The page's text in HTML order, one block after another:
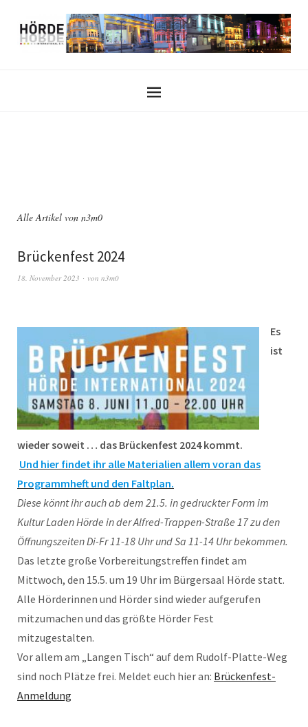
Alle Artikel von n3m0
Brückenfest 2024
18. November 2023 von n3m0
Es
ist
wieder soweit … das Brückenfest 2024 kommt.
Und hier findet ihr alle Materialien allem voran das
Programmheft und den Faltplan.
Diese könnt ihr auch ab dem 21.5. in gedruckter Form im
Kultur Laden Hörde in der Alfred-Trappen-Straße 17 zu den
Öffnungszeiten Di-Fr 11-18 Uhr und Sa 11-14 Uhr bekommen.
Das letzte große Vorbereitungstreffen findet am
Mittwoch, den 15.5. um 19 Uhr im Bürgersaal Hörde statt.
Alle Hörderinnen und Hörder sind wieder aufgerufen
mitzumachen und das größte Hörder Fest
mitzugestalten.
Vor allem am „Langen Tisch“ auf dem Rudolf-Platte-Weg
sind noch Plätze frei. Meldet euch hier an: Brückenfest-
Anmeldung